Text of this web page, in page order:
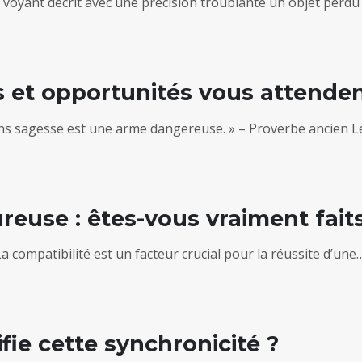
et opportunités vous
sagesse est une arme dangereuse. » – Proverbe ancien
: êtes-vous vraiment
compatibilité est un facteur crucial pour la réussite
cette synchronicité ?